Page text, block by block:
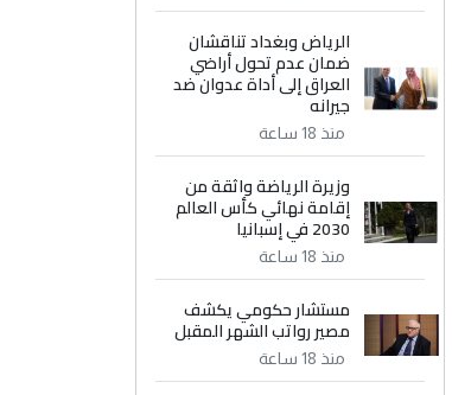
الرياض وبغداد تناقشان
ضمان عدم تحول أراضي
العراق إلى أداة عدوان ضد
جيرانه
منذ 18 ساعة
وزيرة الرياضة واثقة من
إقامة نهائي كأس العالم
2030 في إسبانيا
منذ 18 ساعة
مستشار حكومي يكشف
مصير رواتب الشهر المقبل
منذ 18 ساعة